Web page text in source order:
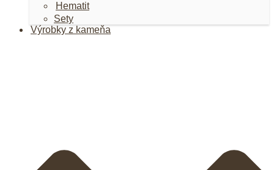
Hematit
Sety
Výrobky z kameňa